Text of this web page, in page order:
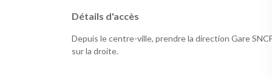
Détails d'accès
Depuis le centre-ville, prendre la direction Gare
sur la droite.